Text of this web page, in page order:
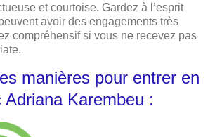
et courtoise. Gardez à l’esprit
avoir des engagements très
compréhensif si vous ne recevez pas
manières pour entrer en
Adriana Karembeu :